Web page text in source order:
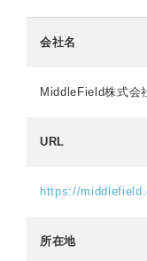
会社名
MiddleField株式会
URL
https://
所在地